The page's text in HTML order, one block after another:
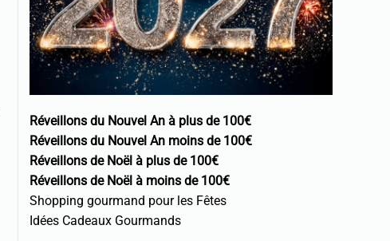
Réveillons du Nouvel An à plus de 100€
Réveillons du Nouvel An moins de 100€
Réveillons de Noël à plus de 100€
Réveillons de Noël à moins de 100€
Shopping gourmand pour les Fêtes
Idées Cadeaux Gourmands